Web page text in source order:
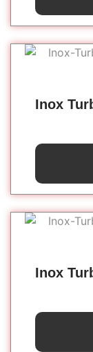
Inox
Inox